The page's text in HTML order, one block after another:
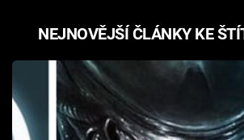
Témata
Filmy
NEJNOVĚJŠÍ ČLÁNKY KE